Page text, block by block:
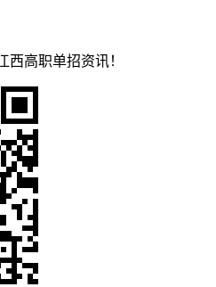
西高职单招资讯！